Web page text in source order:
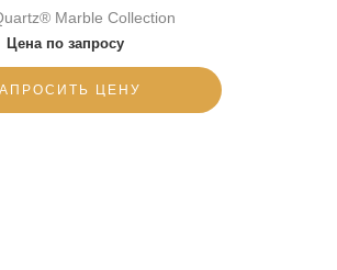
Marble Collection
Цена по запросу
ЦЕНУ